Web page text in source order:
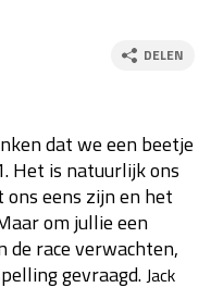
24 - 26 sep
vr 14:00 - 15:00
za 13:00 - 15:00
zo 14:00 - 16:00
23 - 25 okt
DELEN
dat we een beetje
Het is natuurlijk ons
eens zijn en het
om jullie een
de race verwachten,
gevraagd.Jack